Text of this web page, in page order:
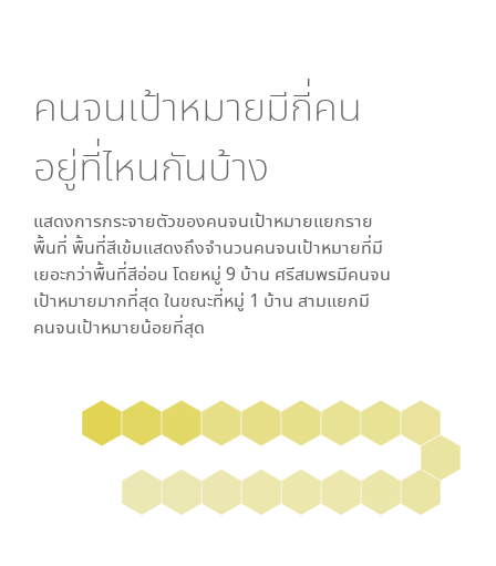
คนจนเป้าหมายมีกี่คน
อยู่ที่ไหนกันบ้าง
แสดงการกระจายตัวของคนจนเป้าหมายแยกราย
พื้นที่ พื้นที่สีเข้มแสดงถึงจำนวนคนจนเป้าหมายที่มี
เยอะกว่าพื้นที่สีอ่อน โดยหมู่ 9 บ้าน ศรีสมพรมีคนจน
เป้าหมายมากที่สุด ในขณะที่หมู่ 1 บ้าน สามแยกมี
คนจนเป้าหมายน้อยที่สุด